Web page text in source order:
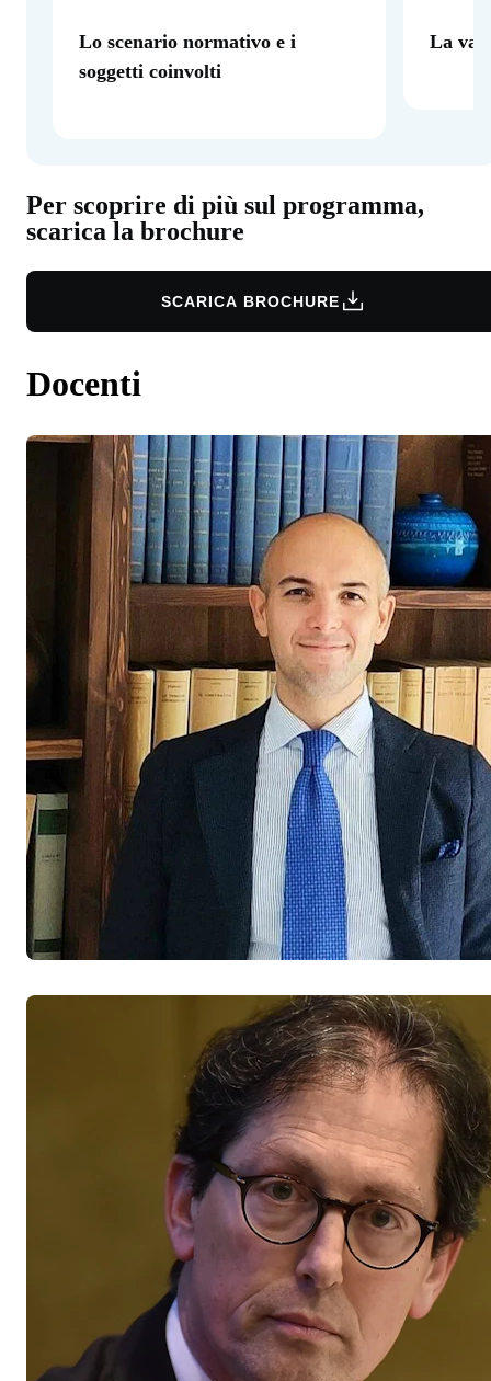
Lo scenario normativo e i
soggetti coinvolti
La
Per scoprire di più sul programma,
scarica la brochure
SCARICA BROCHURE
Docenti